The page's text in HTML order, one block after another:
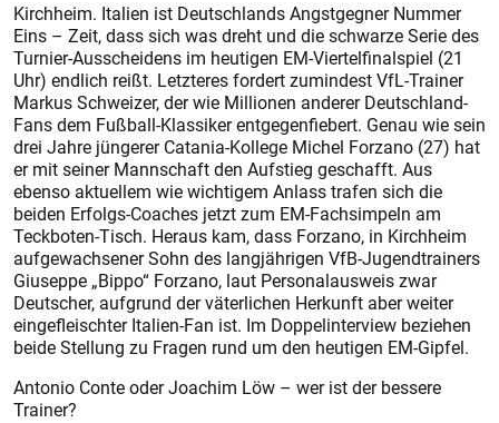
Kirchheim. Italien ist Deutschlands Angstgegner Nummer
Eins – Zeit, dass sich was dreht und die schwarze Serie des
Turnier-Ausscheidens im heutigen EM-Viertelfinalspiel (21
Uhr) endlich reißt. Letzteres fordert zumindest VfL-Trainer
Markus Schweizer, der wie Millionen anderer Deutschland-
Fans dem Fußball-Klassiker entgegenfiebert. Genau wie sein
drei Jahre jüngerer Catania-Kollege Michel Forzano (27) hat
er mit seiner Mannschaft den Aufstieg geschafft. Aus
ebenso aktuellem wie wichtigem Anlass trafen sich die
beiden Erfolgs-Coaches jetzt zum EM-Fachsimpeln am
Teckboten-Tisch. Heraus kam, dass Forzano, in Kirchheim
aufgewachsener Sohn des langjährigen VfB-Jugendtrainers
Giuseppe „Bippo“ Forzano, laut Personalausweis zwar
Deutscher, aufgrund der väterlichen Herkunft aber weiter
eingefleischter Italien-Fan ist. Im Doppelinterview beziehen
beide Stellung zu Fragen rund um den heutigen EM-Gipfel.
Antonio Conte oder Joachim Löw – wer ist der bessere
Trainer?